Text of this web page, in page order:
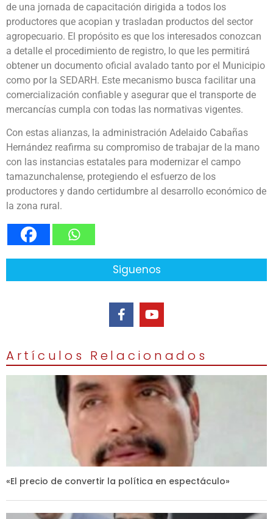
de una jornada de capacitación dirigida a todos los
productores que acopian y trasladan productos del sector
agropecuario. El propósito es que los interesados conozcan
a detalle el procedimiento de registro, lo que les permitirá
obtener un documento oficial avalado tanto por el Municipio
como por la SEDARH. Este mecanismo busca facilitar una
comercialización confiable y asegurar que el transporte de
mercancías cumpla con todas las normativas vigentes.
Con estas alianzas, la administración Adelaido Cabañas
Hernández reafirma su compromiso de trabajar de la mano
con las instancias estatales para modernizar el campo
tamazunchalense, protegiendo el esfuerzo de los
productores y dando certidumbre al desarrollo económico de
la zona rural.
Siguenos
Artículos Relacionados
«El precio de convertir la política en espectáculo»